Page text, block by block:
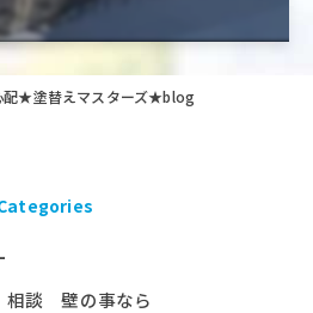
配★塗替えマスターズ★blog
談 壁の事なら